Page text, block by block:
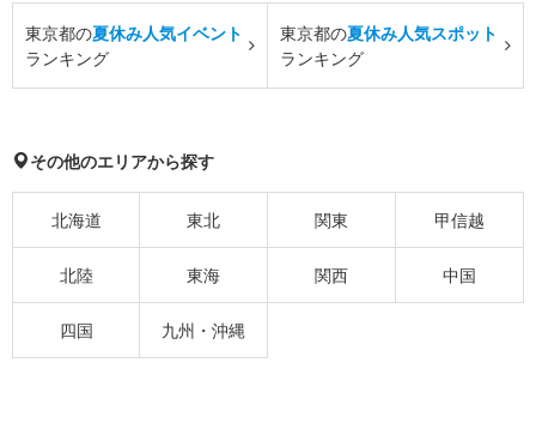
東京都の夏休み人気イベント
ランキング
東京都の夏休み人気スポット
ランキング
その他のエリアから探す
北海道 東北 関東 甲信越
北陸 東海 関西 中国
四国 九州・沖縄